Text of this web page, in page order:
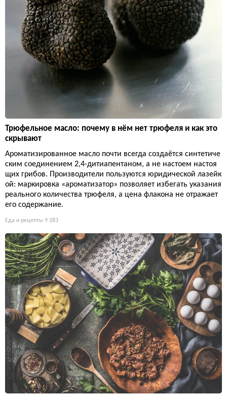
Трюфельное масло: почему в нём нет трюфеля и как это
скрывают
Ароматизированное масло почти всегда создаётся синтетиче
ским соединением 2,4-дитиапентаном, а не настоем настоя
щих грибов. Производители пользуются юридической лазейк
ой: маркировка «ароматизатор» позволяет избегать указания
реального количества трюфеля, а цена флакона не отражает
его содержание.
Еда и рецепты 9 283